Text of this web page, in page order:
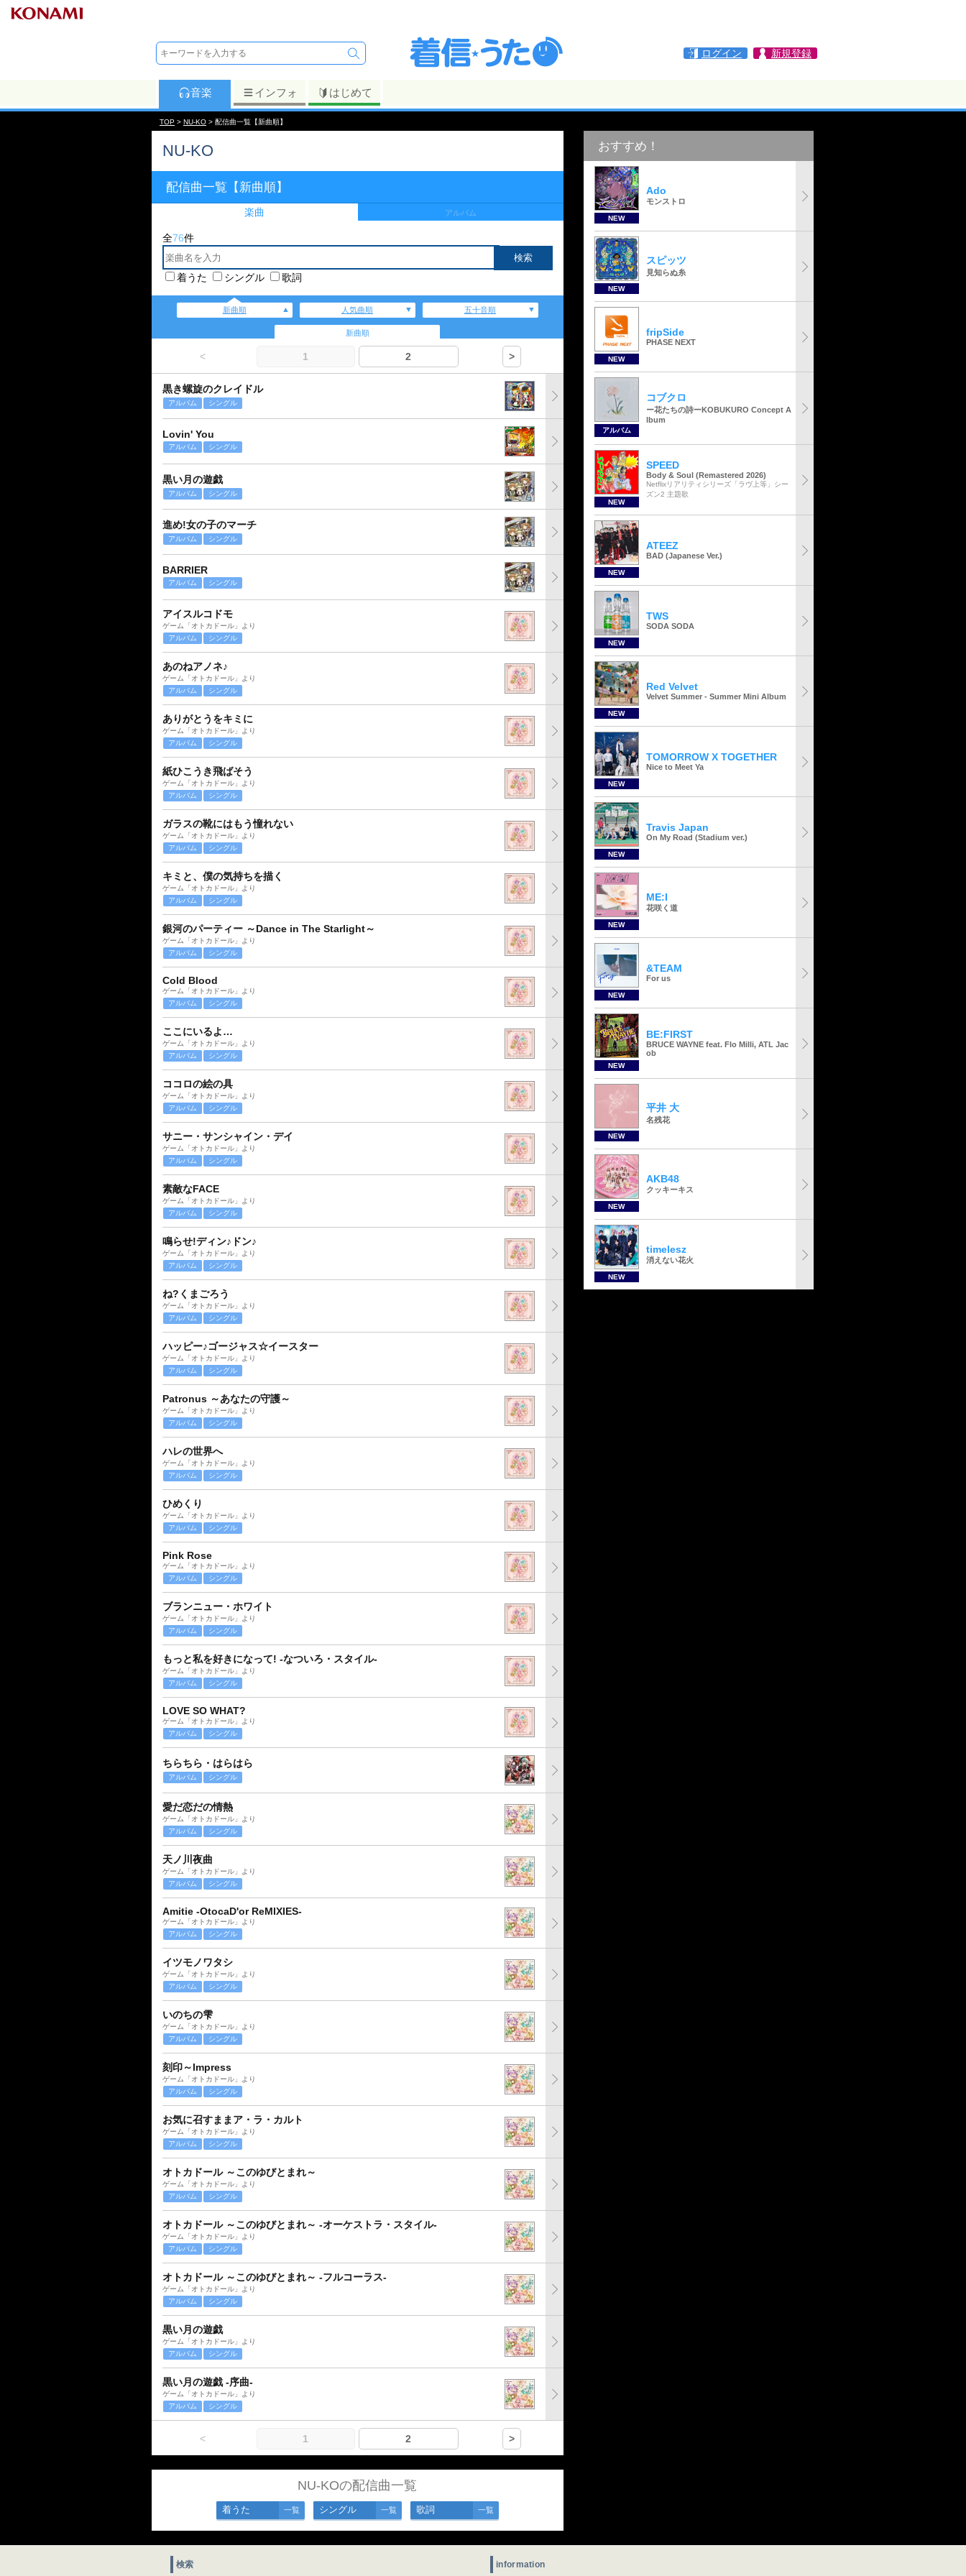
ログイン 新規登録
音楽 インフォ はじめて
TOP > NU-KO > 配信曲一覧【新曲順】
NU-KO
配信曲一覧【新曲順】
楽曲 アルバム
全76件
着うた シングル 歌詞
新曲順 人気曲順 五十音順
新曲順
< 1 2 >
黒き螺旋のクレイドル
アルバム シングル
Lovin' You
アルバム シングル
黒い月の遊戯
アルバム シングル
進め!女の子のマーチ
アルバム シングル
BARRIER
アルバム シングル
アイスルコドモ
ゲーム「オトカドール」より
アルバム
シングル
あのねアノネ♪
ゲーム「オトカドール」より
アルバム
シングル
ありがとうをキミに
ゲーム「オトカドール」より
アルバム
シングル
紙ひこうき飛ばそう
ゲーム「オトカドール」より
アルバム
シングル
ガラスの靴にはもう憧れない
ゲーム「オトカドール」より
アルバム
シングル
キミと、僕の気持ちを描く
ゲーム「オトカドール」より
アルバム
シングル
銀河のパーティー ～Dance in The Starlight～
ゲーム「オトカドール」より
アルバム
シングル
Cold Blood
ゲーム「オトカドール」より
アルバム
シングル
ここにいるよ…
ゲーム「オトカドール」より
アルバム
シングル
ココロの絵の具
ゲーム「オトカドール」より
アルバム
シングル
サニー・サンシャイン・デイ
ゲーム「オトカドール」より
アルバム
シングル
素敵なFACE
ゲーム「オトカドール」より
アルバム
シングル
鳴らせ!ディン♪ドン♪
ゲーム「オトカドール」より
アルバム
シングル
ね?くまごろう
ゲーム「オトカドール」より
アルバム
シングル
ハッピー♪ゴージャス☆イースター
ゲーム「オトカドール」より
アルバム
シングル
Patronus ～あなたの守護～
ゲーム「オトカドール」より
アルバム
シングル
ハレの世界へ
ゲーム「オトカドール」より
アルバム
シングル
ひめくり
ゲーム「オトカドール」より
アルバム
シングル
Pink Rose
ゲーム「オトカドール」より
アルバム
シングル
ブランニュー・ホワイト
ゲーム「オトカドール」より
アルバム
シングル
もっと私を好きになって! -なついろ・スタイル-
ゲーム「オトカドール」より
アルバム
シングル
LOVE SO WHAT?
ゲーム「オトカドール」より
アルバム
シングル
ちらちら・はらはら
アルバム シングル
愛だ恋だの情熱
ゲーム「オトカドール」より
アルバム
シングル
天ノ川夜曲
ゲーム「オトカドール」より
アルバム
シングル
Amitie -OtocaD'or ReMIXIES-
ゲーム「オトカドール」より
アルバム
シングル
イツモノワタシ
ゲーム「オトカドール」より
アルバム
シングル
いのちの雫
ゲーム「オトカドール」より
アルバム
シングル
刻印～Impress
ゲーム「オトカドール」より
アルバム
シングル
お気に召すままア・ラ・カルト
ゲーム「オトカドール」より
アルバム
シングル
オトカドール ～このゆびとまれ～
ゲーム「オトカドール」より
アルバム
シングル
オトカドール ～このゆびとまれ～ -オーケストラ・スタイル-
ゲーム「オトカドール」より
アルバム
シングル
オトカドール ～このゆびとまれ～ -フルコーラス-
ゲーム「オトカドール」より
アルバム
シングル
黒い月の遊戯
ゲーム「オトカドール」より
アルバム
シングル
黒い月の遊戯 -序曲-
ゲーム「オトカドール」より
アルバム
シングル
< 1 2 >
NU-KOの配信曲一覧
着うた 一覧 シングル 一覧 歌詞 一覧
おすすめ！
NEW
Ado
モンストロ
NEW
スピッツ
見知らぬ糸
NEW
fripSide
PHASE NEXT
アルバム
コブクロ
ー花たちの詩ーKOBUKURO Concept A
lbum
NEW
SPEED
Body & Soul (Remastered 2026)
Netflixリアリティシリーズ「ラヴ上等」シー
ズン2 主題歌
NEW
ATEEZ
BAD (Japanese Ver.)
NEW
TWS
SODA SODA
NEW
Red Velvet
Velvet Summer - Summer Mini Album
NEW
TOMORROW X TOGETHER
Nice to Meet Ya
NEW
Travis Japan
On My Road (Stadium ver.)
NEW
ME:I
花咲く道
NEW
&TEAM
For us
NEW
BE:FIRST
BRUCE WAYNE feat. Flo Milli, ATL Jac
ob
NEW
平井 大
名残花
NEW
AKB48
クッキーキス
NEW
timelesz
消えない花火
検索 information